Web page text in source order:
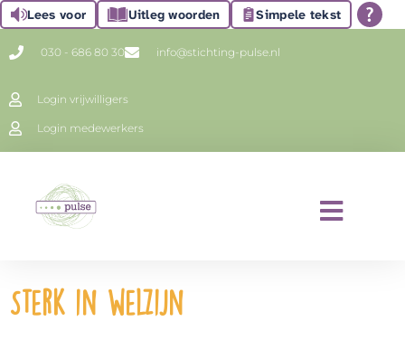
Lees voor Uitleg woorden Simpele tekst
030 - 686 80 30 info@stichting-pulse.nl
Login vrijwilligers
Login medewerkers
Sterk in welzijn